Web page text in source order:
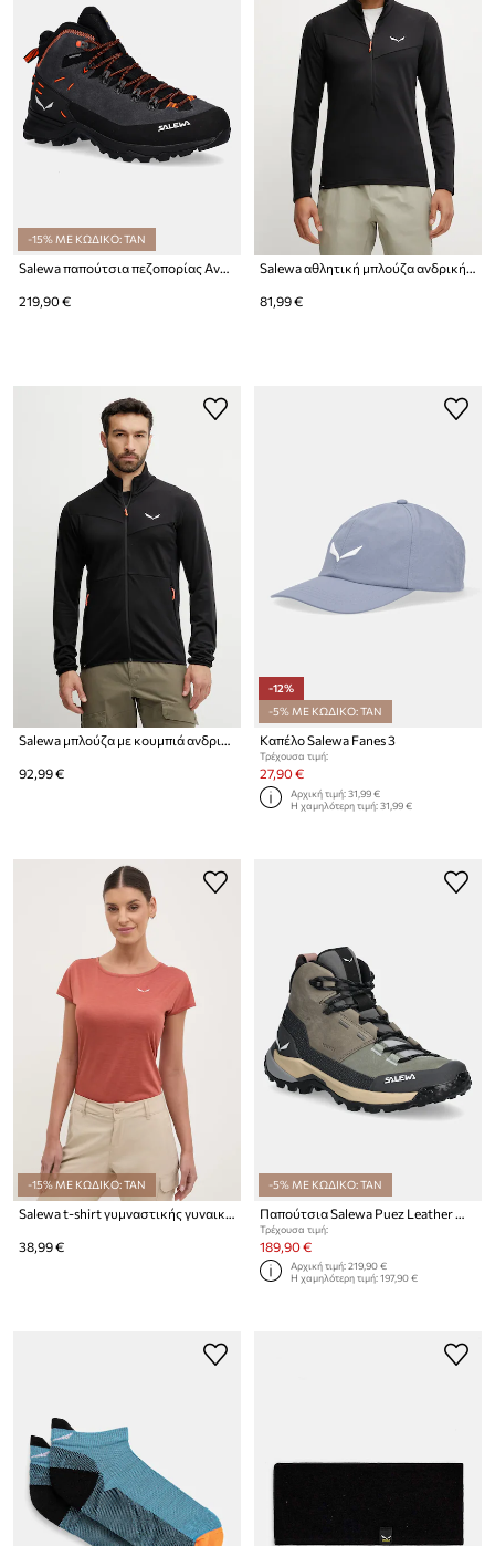
-15% ΜΕ ΚΩΔΙΚΟ: TAN
Salewa παπούτσια πεζοπορίας Ανδρικά
219,90 €
Salewa αθλητική μπλούζα ανδρική Puez Cammino
81,99 €
Salewa μπλούζα με κουμπιά ανδρική Puez Cammino
92,99 €
-12%
-5% ΜΕ ΚΩΔΙΚΟ: TAN
Καπέλο Salewa Fanes 3
Τρέχουσα τιμή:
27,90 €
Αρχική τιμή:31,99 €
Η χαμηλότερη τιμή:31,99 €
-15% ΜΕ ΚΩΔΙΚΟ: TAN
38,99 €
-5% ΜΕ ΚΩΔΙΚΟ: TAN
Τρέχουσα τιμή:
189,90 €
Αρχική τιμή:219,90 €
Η χαμηλότερη τιμή:197,90 €